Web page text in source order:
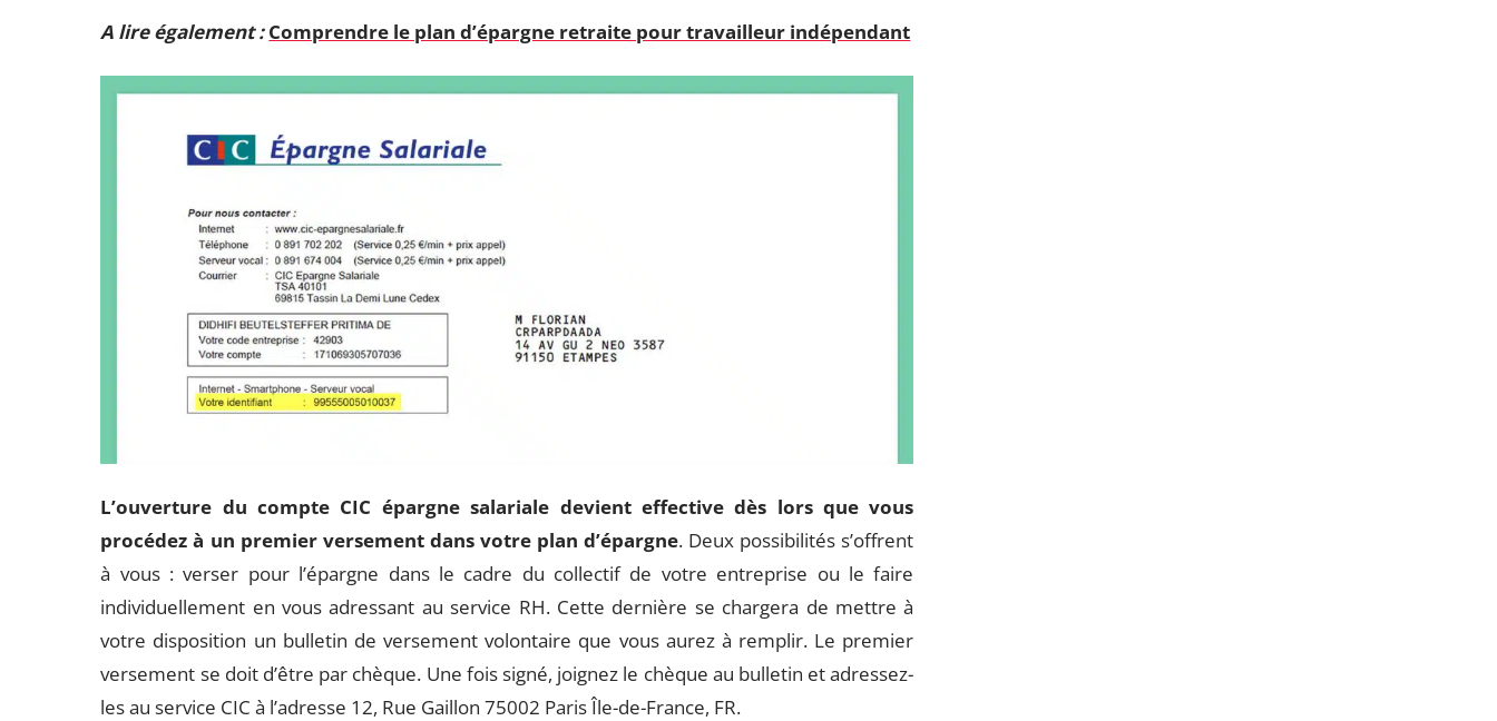
A lire également : Comprendre le plan d’épargne retraite pour travailleur indépendant
L’ouverture du compte CIC épargne salariale devient effective dès lors que vous
procédez à un premier versement dans votre plan d’épargne. Deux possibilités s’offrent
à vous : verser pour l’épargne dans le cadre du collectif de votre entreprise ou le faire
individuellement en vous adressant au service RH. Cette dernière se chargera de mettre à
votre disposition un bulletin de versement volontaire que vous aurez à remplir. Le premier
versement se doit d’être par chèque. Une fois signé, joignez le chèque au bulletin et adressez-
les au service CIC à l’adresse 12, Rue Gaillon 75002 Paris Île-de-France, FR.